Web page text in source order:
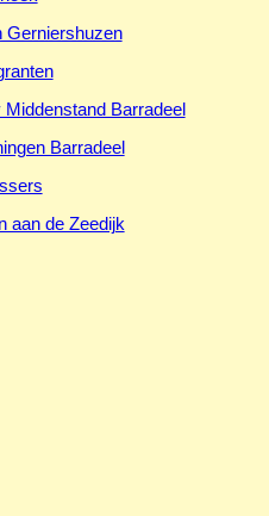
Gerniershuzen
Middenstand Barradeel
Barradeel
aan de Zeedijk